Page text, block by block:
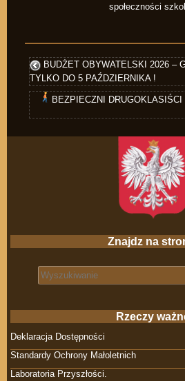
społeczności
BUDŻET OBYWATELSKI 2026 –
TYLKO DO 5 PAŹDZIERNIKA !
BEZPIECZNI
Znajdz na
Search for:
Rzeczy
Deklaracja Dostępności
Standardy Ochrony Małoletnich
Laboratoria Przyszłości.